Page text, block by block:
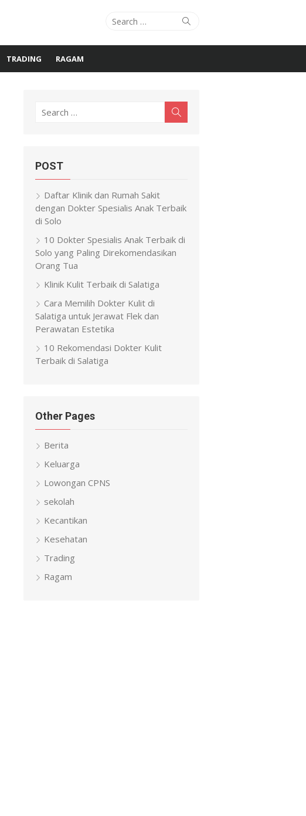
Search
Search
TRADING RAGAM
Search
POST
Daftar Klinik dan Rumah Sakit
dengan Dokter Spesialis Anak Terbaik
di Solo
10 Dokter Spesialis Anak Terbaik di
Solo yang Paling Direkomendasikan
Orang Tua
Klinik Kulit Terbaik di Salatiga
Cara Memilih Dokter Kulit di
Salatiga untuk Jerawat Flek dan
Perawatan Estetika
10 Rekomendasi Dokter Kulit
Terbaik di Salatiga
Other Pages
Berita
Keluarga
Lowongan CPNS
sekolah
Kecantikan
Kesehatan
Trading
Ragam